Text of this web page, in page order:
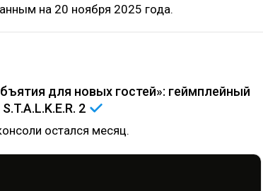
на 20 ноября 2025 года.
для новых гостей»: геймплейный
2
остался месяц.